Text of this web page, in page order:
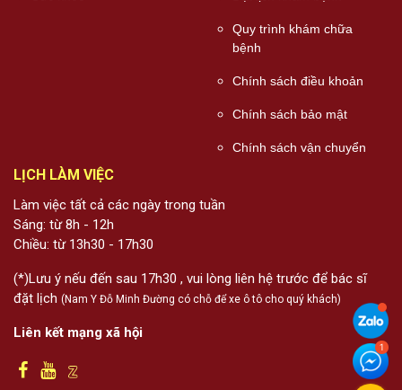
Quy trình khám chữa
bệnh
Chính sách điều khoản
Chính sách bảo mật
Chính sách vận chuyển
LỊCH LÀM VIỆC
Làm việc tất cả các ngày trong tuần
Sáng: từ 8h - 12h
Chiều: từ 13h30 - 17h30
(*)Lưu ý nếu đến sau 17h30 , vui lòng liên hệ trước để bác sĩ
đặt lịch (Nam Y Đỗ Minh Đường có chỗ để xe ô tô cho quý khách)
Liên kết mạng xã hội